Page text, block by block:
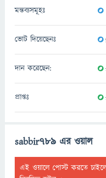
মন্তব্যসমূহঃ 0
ভোট দিয়েছেনঃ 0
দান করেছেন: 0
প্রাপ্তঃ 0
sabbir789 এর ওয়াল
এই ওয়ালে পোস্ট করতে